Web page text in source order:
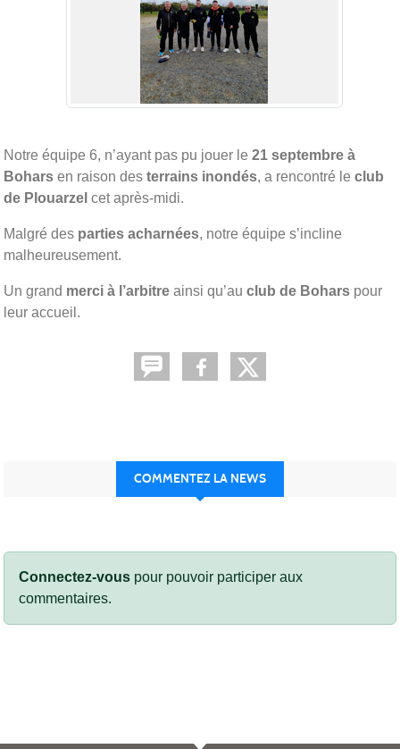
Notre équipe 6, n’ayant pas pu jouer le 21 septembre à
Bohars en raison des terrains inondés, a rencontré le club
de Plouarzel cet après-midi.
Malgré des parties acharnées, notre équipe s’incline
malheureusement.
Un grand merci à l’arbitre ainsi qu’au club de Bohars pour
leur accueil.
COMMENTEZ LA NEWS
Connectez-vous pour pouvoir participer aux
commentaires.